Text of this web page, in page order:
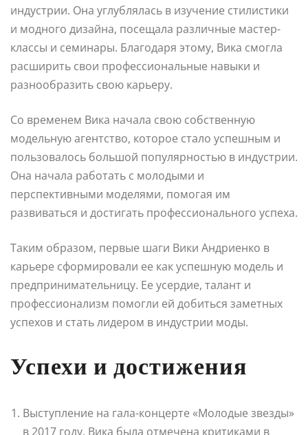
индустрии. Она углублялась в изучение стилистики
и модного дизайна, посещала различные мастер-
классы и семинары. Благодаря этому, Вика смогла
расширить свои профессиональные навыки и
разнообразить свою карьеру.
Со временем Вика начала свою собственную
модельную агентство, которое стало успешным и
пользовалось большой популярностью в индустрии.
Она начала работать с молодыми и
перспективными моделями, помогая им
развиваться и достигать профессионального успеха.
Таким образом, первые шаги Вики Андриенко в
карьере сформировали ее как успешную модель и
предпринимательницу. Ее усердие, талант и
профессионализм помогли ей добиться заметных
успехов и стать лидером в индустрии моды.
Успехи и достижения
Выступление на гала-концерте «Молодые звезды»
в 2017 году. Вика была отмечена критиками в